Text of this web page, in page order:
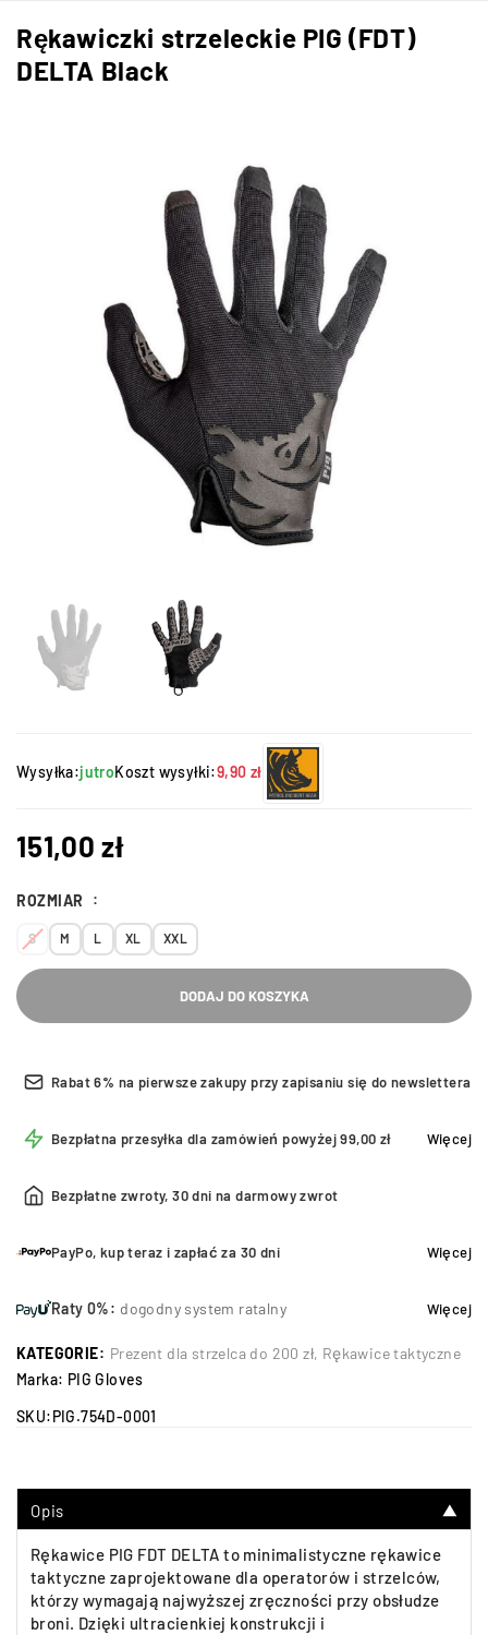
Rękawiczki strzeleckie PIG (FDT)
DELTA Black
Wysyłka:jutroKoszt wysyłki:9,90 zł
151,00zł
ROZMIAR
S M L XL XXL
DODAJ DO KOSZYKA
Rabat 6% na pierwsze zakupy przy zapisaniu się do newslettera
Bezpłatna przesyłka dla zamówień powyżej 99,00 zł Więcej
Bezpłatne zwroty, 30 dni na darmowy zwrot
PayPo, kup teraz i zapłać za 30 dni Więcej
Raty 0%: dogodny system ratalny Więcej
KATEGORIE: Prezent dla strzelca do 200 zł, Rękawice taktyczne
Marka: PIG Gloves
SKU:PIG.754D-0001
Opis ▼
Rękawice PIG FDT DELTA to minimalistyczne rękawice
taktyczne zaprojektowane dla operatorów i strzelców,
którzy wymagają najwyższej zręczności przy obsłudze
broni. Dzięki ultracienkiej konstrukcji i